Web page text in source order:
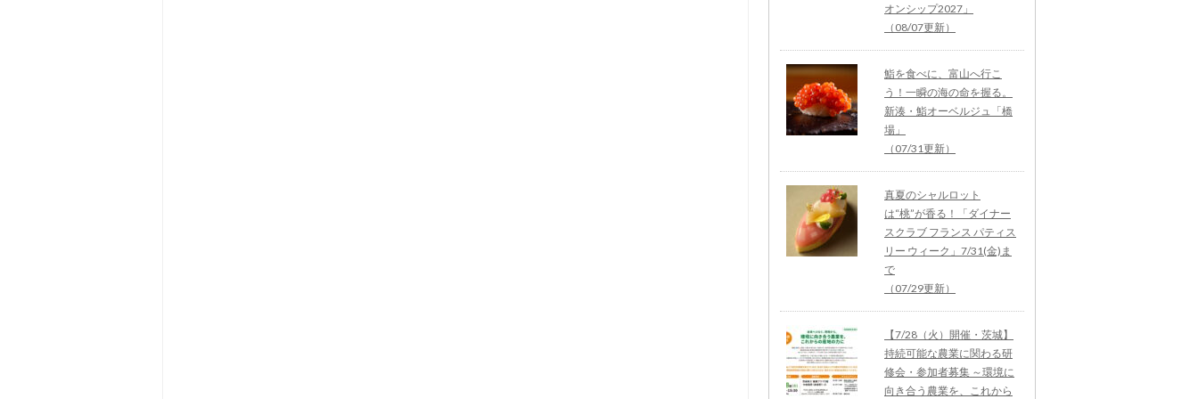
オンシップ2027」
（08/07更新）
鮨を食べに、富山へ行こ
う！一瞬の海の命を握る。
新湊・鮨オーベルジュ「橋
場」
（07/31更新）
真夏のシャルロット
は“桃”が香る！「ダイナー
スクラブ フランス パティス
リー ウィーク」7/31(金)ま
で
（07/29更新）
【7/28（火）開催・茨城】
持続可能な農業に関わる研
修会・参加者募集 ～環境に
向き合う農業を、これから